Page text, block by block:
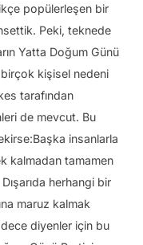
popülerleşen bir
Peki, teknede
Yatta Doğum Günü
birçok kişisel nedeni
tarafından
de mevcut. Bu
insanlarla
kalmadan tamamen
herhangi bir
maruz kalmak
diyenler için bu